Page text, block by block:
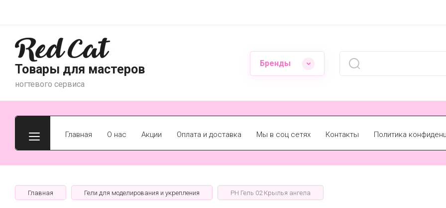
Товары для мастеров
ногтевого сервиса
Бренды
Главная О нас Акции Оплата и доставка Мы в соц сетях Контакты Политика
Главная Гели для моделирования и укрепления PH Гель 02 Крылья ангела